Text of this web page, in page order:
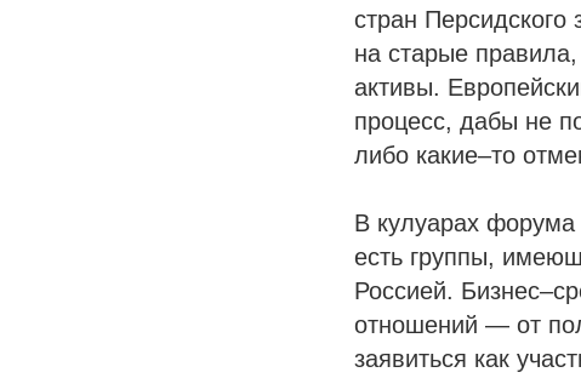
стран Персидского
на старые
активы.
процесс, дабы не
либо какие–то
В кулуарах форума
есть группы,
Россией.
отношений — от
заявиться как